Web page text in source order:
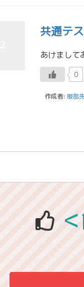
共通テ
0
作成者: 服部